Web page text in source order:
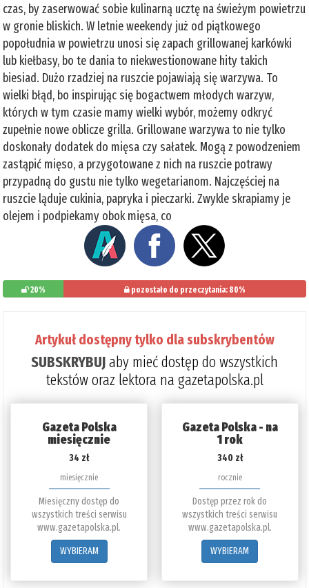
czas, by zaserwować sobie kulinarną ucztę na świeżym powietrzu
w gronie bliskich. W letnie weekendy już od piątkowego
popołudnia w powietrzu unosi się zapach grillowanej karkówki
lub kiełbasy, bo te dania to niekwestionowane hity takich
biesiad. Dużo rzadziej na ruszcie pojawiają się warzywa. To
wielki błąd, bo inspirując się bogactwem młodych warzyw,
których w tym czasie mamy wielki wybór, możemy odkryć
zupełnie nowe oblicze grilla. Grillowane warzywa to nie tylko
doskonały dodatek do mięsa czy sałatek. Mogą z powodzeniem
zastąpić mięso, a przygotowane z nich na ruszcie potrawy
przypadną do gustu nie tylko wegetarianom. Najczęściej na
ruszcie ląduje cukinia, papryka i pieczarki. Zwykle skrapiamy je
olejem i podpiekamy obok mięsa, co
20% pozostało do przeczytania: 80%
Artykuł dostępny tylko dla subskrybentów
SUBSKRYBUJaby mieć dostęp do wszystkich
tekstów oraz lektora na gazetapolska.pl
Gazeta Polska
miesięcznie
34 zł
miesięcznie
Miesięczny dostęp do
wszystkich treści serwisu
www.gazetapolska.pl.
WYBIERAM
Gazeta Polska - na
1 rok
340 zł
rocznie
Dostęp przez rok do
wszystkich treści serwisu
www.gazetapolska.pl.
WYBIERAM